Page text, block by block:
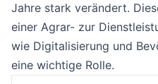
Jahre stark verändert.
einer Agrar- zur
wie Digitalisierung und
eine wichtige Rolle.